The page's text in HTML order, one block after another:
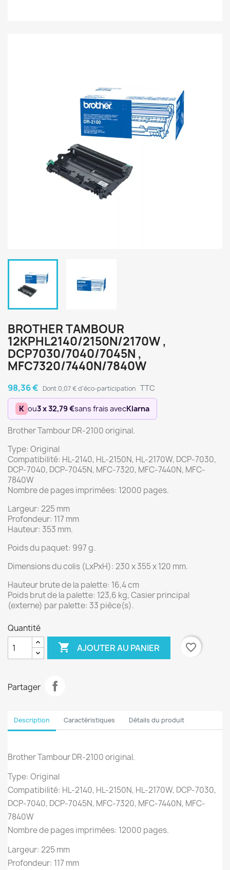
BROTHER TAMBOUR
12KPHL2140/2150N/2170W ,
DCP7030/7040/7045N ,
MFC7320/7440N/7840W
98,36 € Dont 0,07 € d'éco-participation TTC
K ou3 x 32,79 €sans frais avecKlarna
Brother Tambour DR-2100 original.
Type: Original
Compatibilité: HL-2140, HL-2150N, HL-2170W, DCP-7030,
DCP-7040, DCP-7045N, MFC-7320, MFC-7440N, MFC-
7840W
Nombre de pages imprimées: 12000 pages.
Largeur: 225 mm
Profondeur: 117 mm
Hauteur: 353 mm.
Poids du paquet: 997 g.
Dimensions du colis (LxPxH): 230 x 355 x 120 mm.
Hauteur brute de la palette: 16,4 cm
Poids brut de la palette: 123,6 kg, Casier principal
(externe) par palette: 33 pièce(s).
Quantité
 AJOUTER AU PANIER favorite_border
Partager
Description Caractéristiques Détails du produit
Brother Tambour DR-2100 original.
Type: Original
Compatibilité: HL-2140, HL-2150N, HL-2170W, DCP-7030,
DCP-7040, DCP-7045N, MFC-7320, MFC-7440N, MFC-
7840W
Nombre de pages imprimées: 12000 pages.
Largeur: 225 mm
Profondeur: 117 mm